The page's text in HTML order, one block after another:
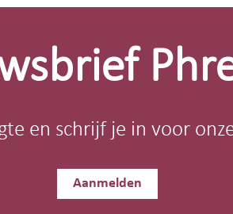
en schrijf je in voor
Aanmelden